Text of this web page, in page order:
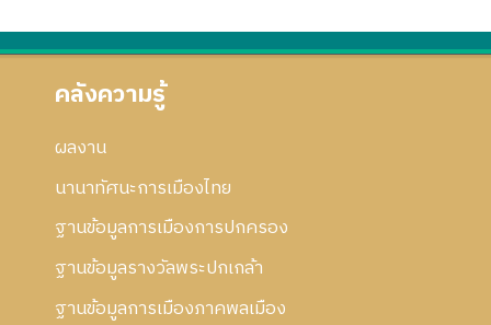
คลังความรู้
ผลงาน
นานาทัศนะการเมืองไทย
ฐานข้อมูลการเมืองการปกครอง
ฐานข้อมูลรางวัลพระปกเกล้า
ฐานข้อมูลการเมืองภาคพลเมือง